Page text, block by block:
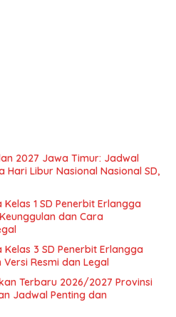
2027 Jawa Timur: Jadwal
Hari Libur Nasional Nasional SD,
1 SD Penerbit Erlangga
dan Cara
3 SD Penerbit Erlangga
Resmi dan Legal
Terbaru 2026/2027 Provinsi
Jadwal Penting dan